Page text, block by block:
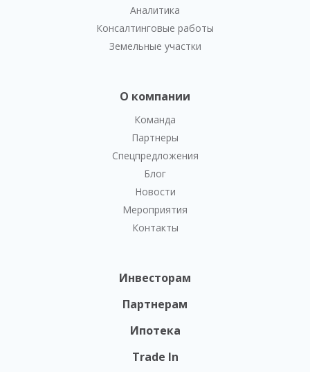
Аналитика
Консалтинговые работы
Земельные участки
О компании
Команда
Партнеры
Спецпредложения
Блог
Новости
Мероприятия
Контакты
Инвесторам
Партнерам
Ипотека
Trade In